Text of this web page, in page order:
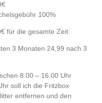
100%
für die gesamte Zeit
3 Monaten 24,99 nach 3
8.00 – 16.00 Uhr
soll ich die Fritzbox
entfernen und den